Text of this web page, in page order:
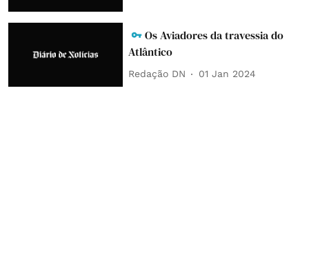
Os Aviadores da travessia do
Atlântico
Redação DN 01 Jan 2024